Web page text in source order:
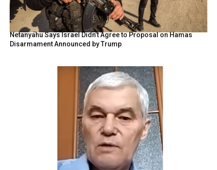
Netanyahu Says Israel Didn’t Agree to Proposal on Hamas
Disarmament Announced by Trump